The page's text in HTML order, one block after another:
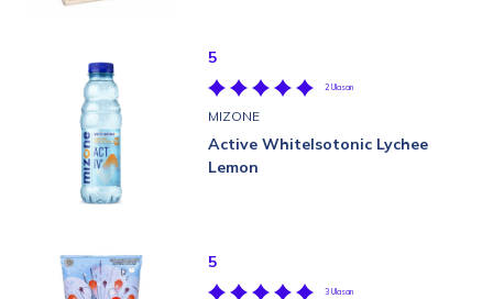
5
2 Ulasan
MIZONE
Active WhiteIsotonic Lychee
Lemon
5
3 Ulasan